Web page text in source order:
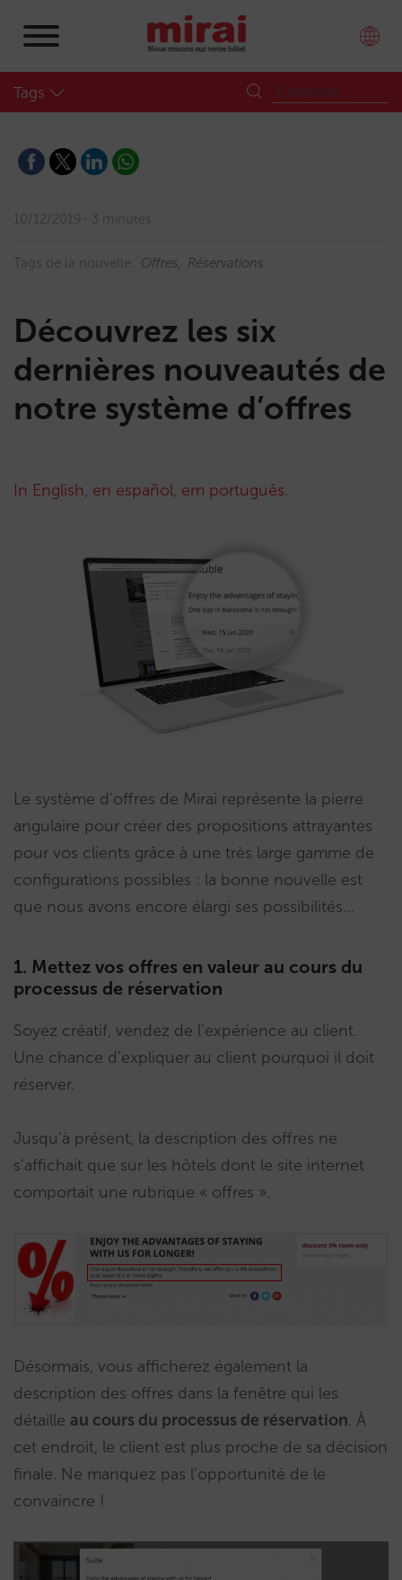
Tags
10/12/2019 3 minutes
Tags de la nouvelle: Offres Réservations
Découvrez les six
dernières nouveautés de
notre système d’offres
In English, en español, em português.
Le système d’offres de Mirai représente la pierre
angulaire pour créer des propositions attrayantes
pour vos clients grâce à une très large gamme de
configurations possibles : la bonne nouvelle est
que nous avons encore élargi ses possibilités…
1. Mettez vos offres en valeur au cours du
processus de réservation
Soyez créatif, vendez de l’expérience au client.
Une chance d’expliquer au client pourquoi il doit
réserver.
Jusqu’à présent, la description des offres ne
s’affichait que sur les hôtels dont le site internet
comportait une rubrique « offres ».
Désormais, vous afficherez également la
description des offres dans la fenêtre qui les
détaille au cours du processus de réservation. À
cet endroit, le client est plus proche de sa décision
finale. Ne manquez pas l’opportunité de le
convaincre !